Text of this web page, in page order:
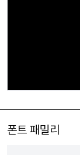
폰트 패밀리